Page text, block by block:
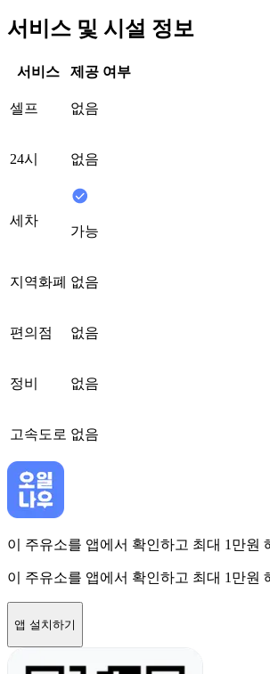
서비스 및 시설 정보
서비스 제공 여부
셀프 없음
24시 없음
세차
가능
지역화폐 없음
편의점 없음
정비 없음
고속도로 없음
이 주유소를 앱에서 확인하고 최대 1만원
이 주유소를 앱에서 확인하고 최대 1만원
앱 설치하기